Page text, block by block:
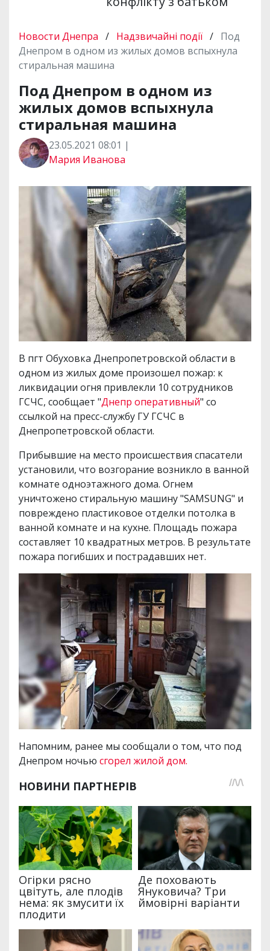
Новости Днепра / Надзвичайні події / Под
Днепром в одном из жилых домов вспыхнула
стиральная машина
Под Днепром в одном из
жилых домов вспыхнула
стиральная машина
23.05.2021 08:01 |
Мария Иванова
В пгт Обуховка Днепропетровской области в
одном из жилых доме произошел пожар: к
ликвидации огня привлекли 10 сотрудников
ГСЧС, сообщает "Днепр оперативный" со
ссылкой на пресс-службу ГУ ГСЧС в
Днепропетровской области.
Прибывшие на место происшествия спасатели
установили, что возгорание возникло в ванной
комнате одноэтажного дома. Огнем
уничтожено стиральную машину "SAMSUNG" и
повреждено пластиковое отделки потолка в
ванной комнате и на кухне. Площадь пожара
составляет 10 квадратных метров. В результате
пожара погибших и пострадавших нет.
Напомним, ранее мы сообщали о том, что под
Днепром ночью сгорел жилой дом.